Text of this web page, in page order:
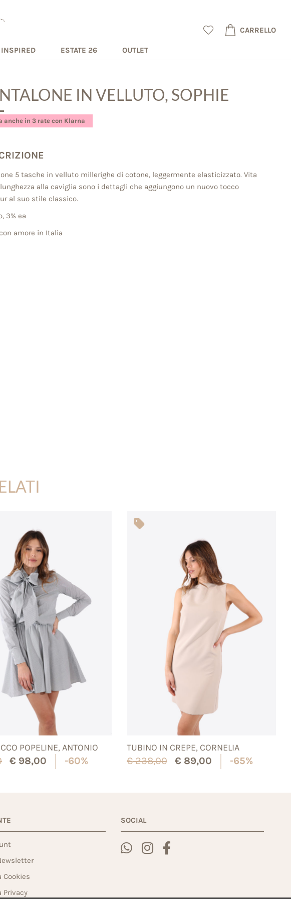
INSPIRED ESTATE 26 OUTLET
CARRELLO
IN VELLUTO, SOPHIE
anche in 3 rate con Klarna
5 tasche in velluto millerighe di cotone, leggermente elasticizzato. Vita
alla caviglia sono i dettagli che aggiungono un nuovo tocco
al suo stile classico.
3% ea
amore in Italia
POPELINE, ANTONIO
€ 98,00 -60%
TUBINO IN CREPE, CORNELIA
€238,00 € 89,00 -65%
Cookies
Privacy
SOCIAL